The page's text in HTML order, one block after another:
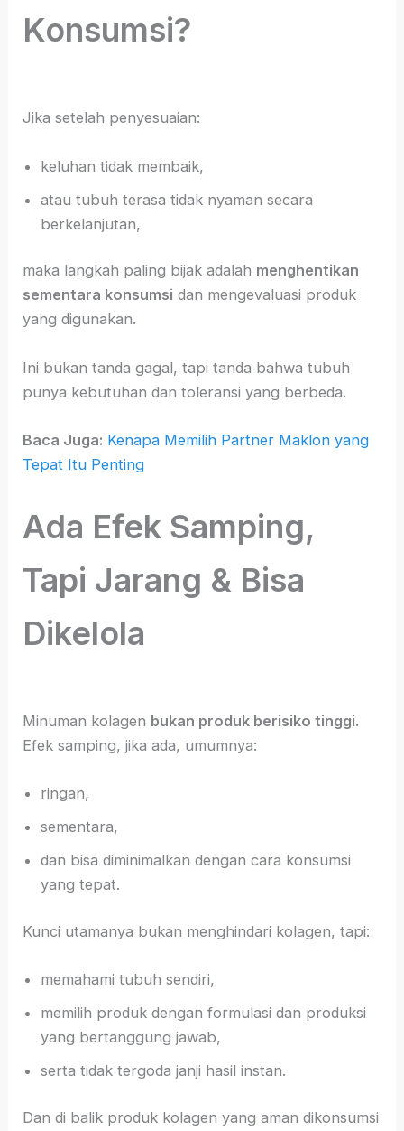
Konsumsi?
Jika setelah penyesuaian:
keluhan tidak membaik,
atau tubuh terasa tidak nyaman secara
berkelanjutan,
maka langkah paling bijak adalah menghentikan
sementara konsumsi dan mengevaluasi produk
yang digunakan.
Ini bukan tanda gagal, tapi tanda bahwa tubuh
punya kebutuhan dan toleransi yang berbeda.
Baca Juga: Kenapa Memilih Partner Maklon yang
Tepat Itu Penting
Ada Efek Samping,
Tapi Jarang & Bisa
Dikelola
Minuman kolagen bukan produk berisiko tinggi.
Efek samping, jika ada, umumnya:
ringan,
sementara,
dan bisa diminimalkan dengan cara konsumsi
yang tepat.
Kunci utamanya bukan menghindari kolagen, tapi:
memahami tubuh sendiri,
memilih produk dengan formulasi dan produksi
yang bertanggung jawab,
serta tidak tergoda janji hasil instan.
Dan di balik produk kolagen yang aman dikonsumsi